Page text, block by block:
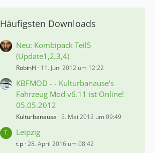
Häufigsten Downloads
Neu: Kombipack Teil5
(Update1,2,3,4)
RobinH 11. Juni 2012 um 12:22
KBFMOD - - Kulturbanause's
Fahrzeug Mod v6.11 ist Online!
05.05.2012
Kulturbanause 5. Mai 2012 um 09:49
Leipzig
t.p 28. April 2016 um 08:42